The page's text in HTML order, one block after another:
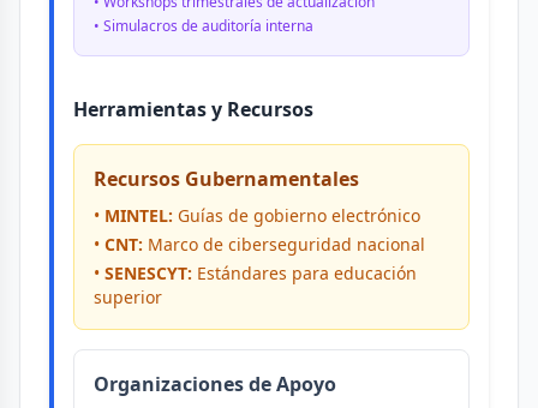
• Simulacros de auditoría interna
Herramientas y Recursos
Recursos Gubernamentales
• MINTEL: Guías de gobierno electrónico
• CNT: Marco de ciberseguridad nacional
• SENESCYT: Estándares para educación
superior
Organizaciones de Apoyo